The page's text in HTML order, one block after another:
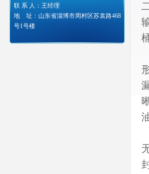
联 系 人：王经理
地 址：山东省淄博市周村区苏袁路468
号1号楼